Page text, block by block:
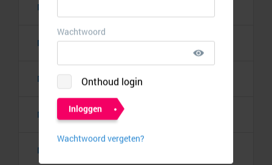
Migron
MINDSCOPIC
Mondmaskergigant.nl
Muscle Vitamins
MyProtein